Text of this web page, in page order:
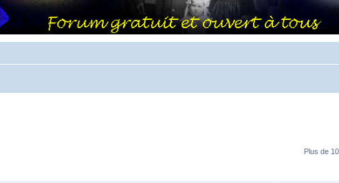
Plus de